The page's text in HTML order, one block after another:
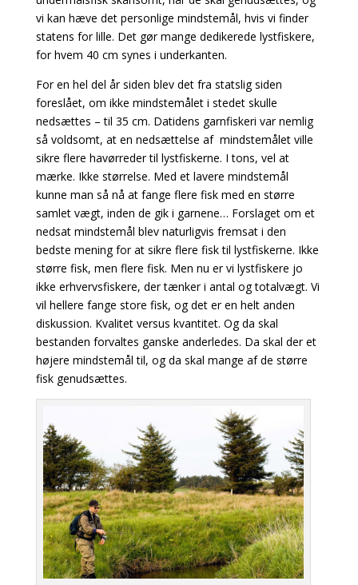
vi kan hæve det personlige mindstemål, hvis vi finder
statens for lille. Det gør mange dedikerede lystfiskere,
for hvem 40 cm synes i underkanten.
For en hel del år siden blev det fra statslig siden
foreslået, om ikke mindstemålet i stedet skulle
nedsættes – til 35 cm. Datidens garnfiskeri var nemlig
så voldsomt, at en nedsættelse af mindstemålet ville
sikre flere havørreder til lystfiskerne. I tons, vel at
mærke. Ikke størrelse. Med et lavere mindstemål
kunne man så nå at fange flere fisk med en større
samlet vægt, inden de gik i garnene… Forslaget om et
nedsat mindstemål blev naturligvis fremsat i den
bedste mening for at sikre flere fisk til lystfiskerne. Ikke
større fisk, men flere fisk. Men nu er vi lystfiskere jo
ikke erhvervsfiskere, der tænker i antal og totalvægt. Vi
vil hellere fange store fisk, og det er en helt anden
diskussion. Kvalitet versus kvantitet. Og da skal
bestanden forvaltes ganske anderledes. Da skal der et
højere mindstemål til, og da skal mange af de større
fisk genudsættes.